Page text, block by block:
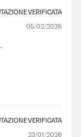
VERIFICATA
05/02/2026
VERIFICATA
23/01/2026